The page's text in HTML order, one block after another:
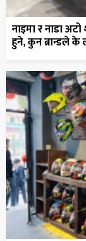
नाइमा र नाडा
हुने, कुन ब्रान्डले के